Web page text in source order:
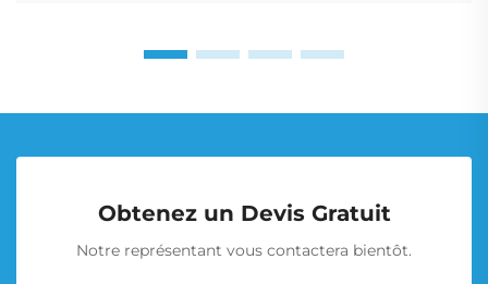
Obtenez un Devis Gratuit
Notre représentant vous contactera bientôt.